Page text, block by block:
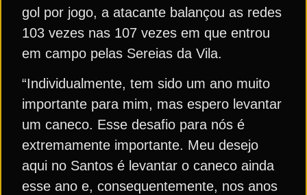
gol por jogo, a atacante balançou as redes
103 vezes nas 107 vezes em que entrou
em campo pelas Sereias da Vila.
“Individualmente, tem sido um ano muito
importante para mim, mas espero levantar
um caneco. Esse desafio para nós é
extremamente importante. Meu desejo
aqui no Santos é levantar o caneco ainda
esse ano e, consequentemente, nos anos